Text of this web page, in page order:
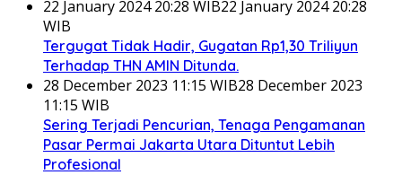
22 January 2024 20:28 WIB22 January 2024 20:28
WIB
Tergugat Tidak Hadir, Gugatan Rp1,30 Triliyun
Terhadap THN AMIN Ditunda.
28 December 2023 11:15 WIB28 December 2023
11:15 WIB
Sering Terjadi Pencurian, Tenaga Pengamanan
Pasar Permai Jakarta Utara Dituntut Lebih
Profesional